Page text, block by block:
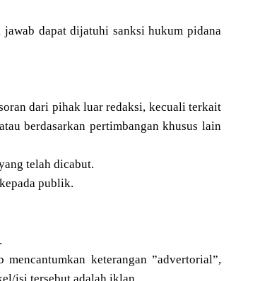
jawab dapat dijatuhi sanksi hukum pidana
dari pihak luar redaksi, kecuali terkait
berdasarkan pertimbangan khusus lain
telah dicabut.
publik.
keterangan ”advertorial”,